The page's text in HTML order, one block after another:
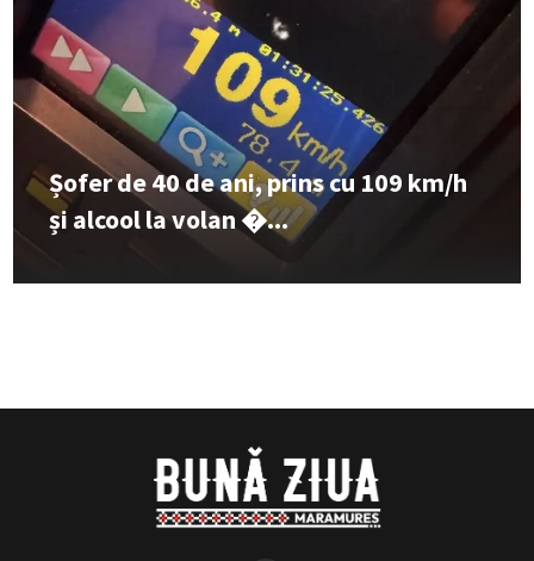
Șofer de 40 de ani, prins cu 109 km/h
și alcool la volan �...